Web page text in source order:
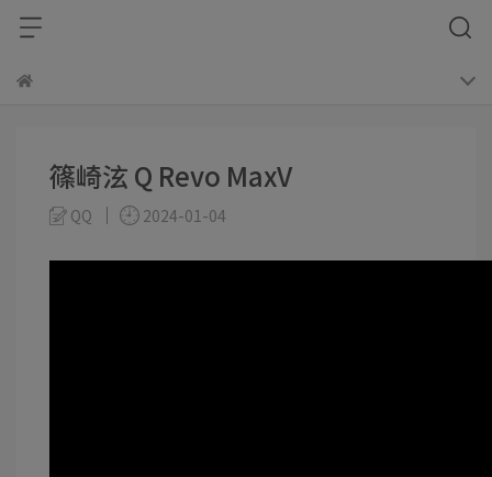
篠崎泫 Q Revo MaxV
QQ 2024-01-04